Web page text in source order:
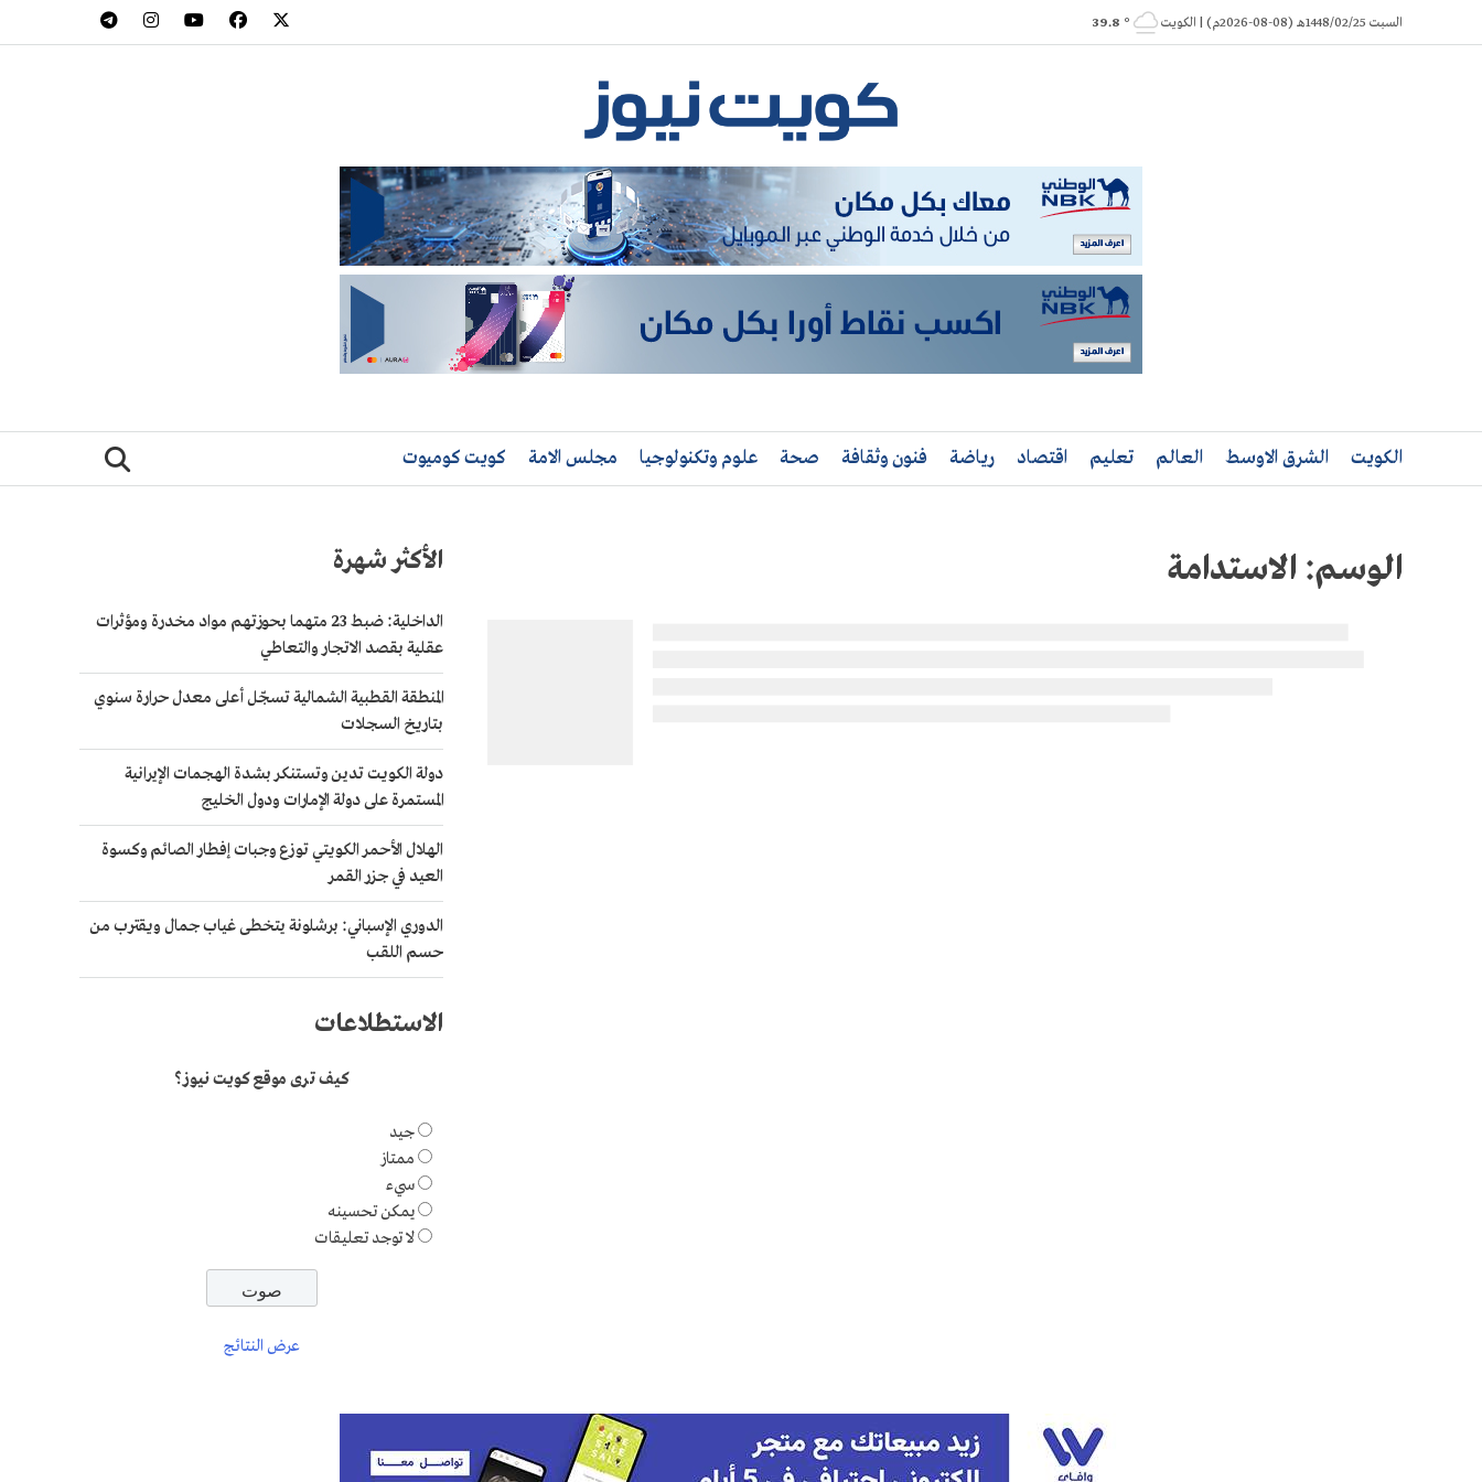
to
السبت 1448/02/25هـ (08-08-2026م) | الكويت ° 39.8
الكويت الشرق الاوسط العالم تعليم اقتصاد رياضة فنون وثقافة صحة علوم وتكنولوجيا مجلس الامة كويت كوميوت
الوسم: الاستدامة الأكثر شهرة
الداخلية: ضبط 23 متهما بحوزتهم مواد مخدرة ومؤثرات
عقلية بقصد الاتجار والتعاطي
المنطقة القطبية الشمالية تسجّل أعلى معدل حرارة سنوي
بتاريخ السجلات
دولة الكويت تدين وتستنكر بشدة الهجمات الإيرانية
المستمرة على دولة الإمارات ودول الخليج
الهلال الأحمر الكويتي توزع وجبات إفطار الصائم وكسوة
العيد في جزر القمر
الدوري الإسباني: برشلونة يتخطى غياب جمال ويقترب من
حسم اللقب
الاستطلاعات
كيف ترى موقع كويت نيوز؟
جيد
ممتاز
سيء
يمكن تحسينه
لا توجد تعليقات
عرض النتائج